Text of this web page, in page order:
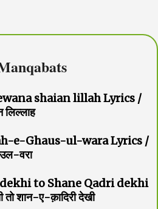
shaian lillah Lyrics /
लिल्लाह
e-Ghaus-ul-wara Lyrics /
वरा
to Shane Qadri dekhi
शान-ए-क़ादिरी देखी